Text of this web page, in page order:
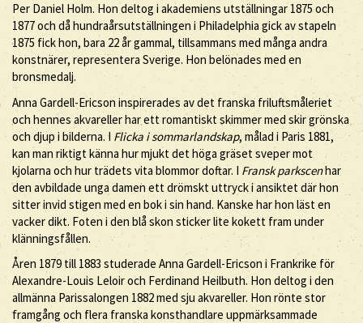
Per Daniel Holm. Hon deltog i akademiens utställningar 1875 och
1877 och då hundraårsutställningen i Philadelphia gick av stapeln
1875 fick hon, bara 22 år gammal, tillsammans med många andra
konstnärer, representera Sverige. Hon belönades med en
bronsmedalj.
Anna Gardell-Ericson inspirerades av det franska friluftsmåleriet
och hennes akvareller har ett romantiskt skimmer med skir grönska
och djup i bilderna. IFlicka i sommarlandskap, målad i Paris 1881,
kan man riktigt känna hur mjukt det höga gräset sveper mot
kjolarna och hur trädets vita blommor doftar. I Fransk parkscenhar
den avbildade unga damen ett drömskt uttryck i ansiktet där hon
sitter invid stigen med en bok i sin hand. Kanske har hon läst en
vacker dikt. Foten i den blå skon sticker lite kokett fram under
klänningsfållen.
Åren 1879 till 1883 studerade Anna Gardell-Ericson i Frankrike för
Alexandre-Louis Leloir och Ferdinand Heilbuth. Hon deltog i den
allmänna Parissalongen 1882 med sju akvareller. Hon rönte stor
framgång och flera franska konsthandlare uppmärksammade